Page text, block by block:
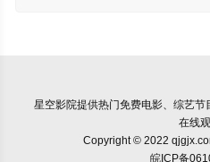
星空影院提供热门免费电影、综艺节
在线
Copyright © 2022
皖ICP备